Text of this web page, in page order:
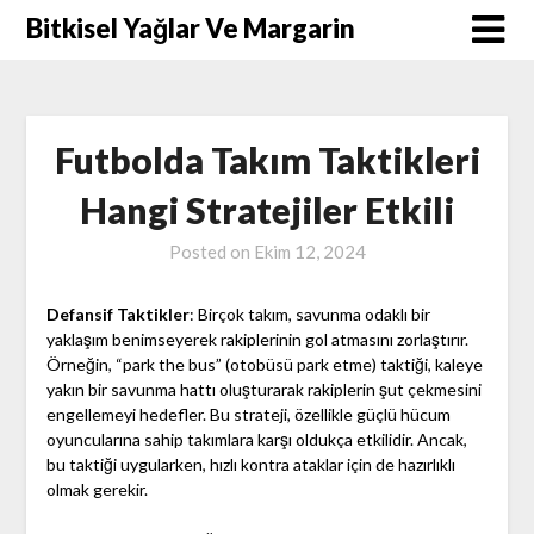
SkipBitkisel Yağlar Ve Margarin
Futbolda Takım Taktikleri
Hangi Stratejiler Etkili
Posted on Ekim 12, 2024
Defansif Taktikler: Birçok takım, savunma odaklı bir
yaklaşım benimseyerek rakiplerinin gol atmasını zorlaştırır.
Örneğin, “park the bus” (otobüsü park etme) taktiği, kaleye
yakın bir savunma hattı oluşturarak rakiplerin şut çekmesini
engellemeyi hedefler. Bu strateji, özellikle güçlü hücum
oyuncularına sahip takımlara karşı oldukça etkilidir. Ancak,
bu taktiği uygularken, hızlı kontra ataklar için de hazırlıklı
olmak gerekir.